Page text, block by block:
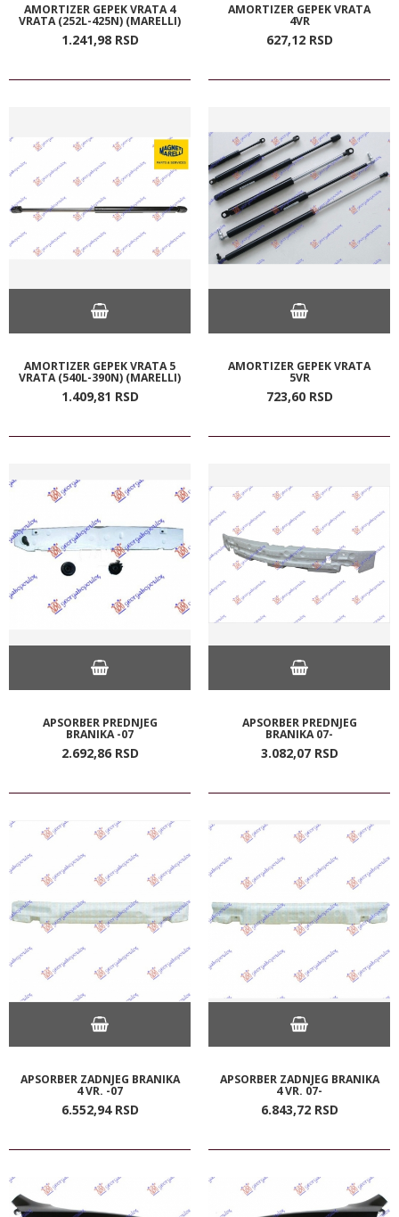
AMORTIZER GEPEK VRATA 4
VRATA (252L-425N) (MARELLI)
1.241,98 RSD
AMORTIZER GEPEK VRATA
4VR
627,12 RSD
AMORTIZER GEPEK VRATA 5
VRATA (540L-390N) (MARELLI)
1.409,81 RSD
AMORTIZER GEPEK VRATA
5VR
723,60 RSD
APSORBER PREDNJEG
BRANIKA -07
2.692,86 RSD
APSORBER PREDNJEG
BRANIKA 07-
3.082,07 RSD
APSORBER ZADNJEG BRANIKA
4 VR. -07
6.552,94 RSD
APSORBER ZADNJEG BRANIKA
4 VR. 07-
6.843,72 RSD